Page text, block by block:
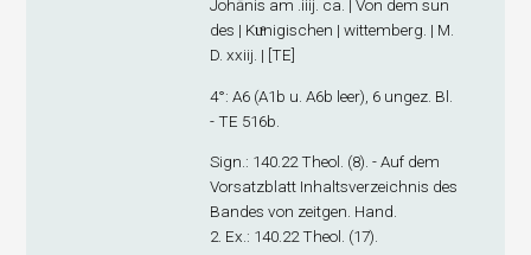
Johānis am .iiij. ca. | Von dem sun
des | Kuͤnigischen | wittemberg. | M.
D. xxiij. | [TE]
4°: A6 (A1b u. A6b leer), 6 ungez. Bl.
- TE 516b.
Sign.: 140.22 Theol. (8). - Auf dem
Vorsatzblatt Inhaltsverzeichnis des
Bandes von zeitgen. Hand.
2. Ex.: 140.22 Theol. (17).